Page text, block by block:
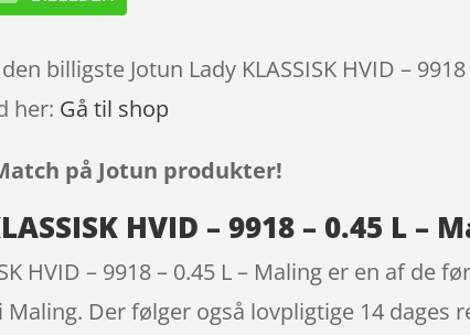
billigste Jotun Lady KLASSISK HVID –
her: Gå til shop
på Jotun produkter!
HVID – 9918 – 0.45 L –
HVID – 9918 – 0.45 L – Maling er en af
Der følger også lovpligtige 14